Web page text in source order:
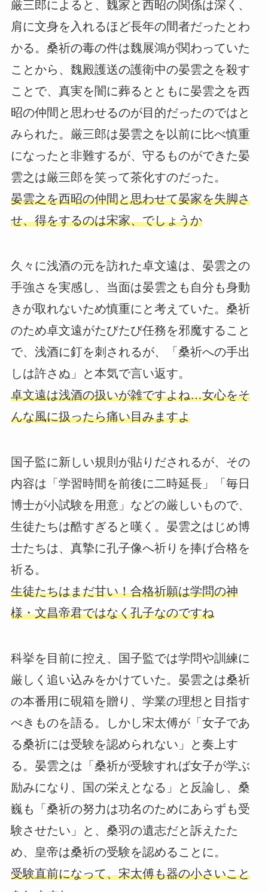
厳三郎によると、魏家と西昭の関係は深く、
肩に文身を入れるほど長年の間者だったとわ
かる。桑祈の毒の件は魏展鴻が関わっていた
ことから、魏殿護送の護衛中の晏雲之を殺す
ことで、真実を闇に葬るとともに晏雲之を西
昭の仲間と思わせるのが目的だったのではと
みられた。厳三郎は晏雲之を以前に比べ慎重
になったと非難するが、守るものができた晏
雲之は厳三郎を笑って茶化すのだった。
晏雲之を西昭の仲間と思わせて晏家を失脚さ
せ、得をするのは宋家、でしょうか
久々に浅酒の元を訪れた卓文遠は、晏雲之の
手強さを実感し、当面は晏雲之も自分も身動
きが取れないため慎重にと考えていた。桑祈
のため卓文遠がたびたび任務を邪魔すること
で、浅酒に釘を刺されるが、「桑祈への手出
しは許さぬ」と本気で言い返す。
卓文遠は浅酒の扱いが雑ですよね…女心をそ
んな風に扱ったら痛い目みますよ
国子監に新しい規則が貼りだされるが、その
内容は「学習時間を前後に二時延長」「毎日
博士が小試験を用意」などの厳しいもので、
生徒たちは酷すぎると嘆く。晏雲之はじめ博
士たちは、真摯に孔子像へ祈りを捧げ合格を
祈る。
生徒たちはまだ甘い！合格祈願は学問の神
様・文昌帝君ではなく孔子なのですね
科挙を目前に控え、国子監では学問や訓練に
厳しく追い込みをかけていた。晏雲之は桑祈
の本番用に硯箱を贈り、学業の理想と目指す
べきものを語る。しかし宋太傅が「女子であ
る桑祈には受験を認められない」と奏上す
る。晏雲之は「桑祈が受験すれば女子が学ぶ
励みになり、国の栄えとなる」と反論し、桑
巍も「桑祈の努力は功名のためにあらずも受
験させたい」と、桑羽の遺志だと訴えたた
め、皇帝は桑祈の受験を認めることに。
受験直前になって、宋太傅も器の小さいこと